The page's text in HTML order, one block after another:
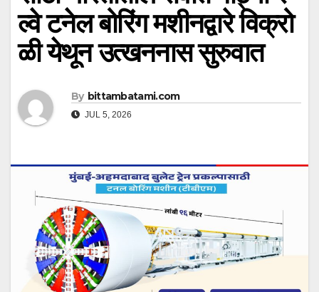
ल्वे टनेल बोरिंग मशीनद्वारे विक्रो
ळी येथून उत्खननास सुरुवात
By bittambatami.com
JUL 5, 2026